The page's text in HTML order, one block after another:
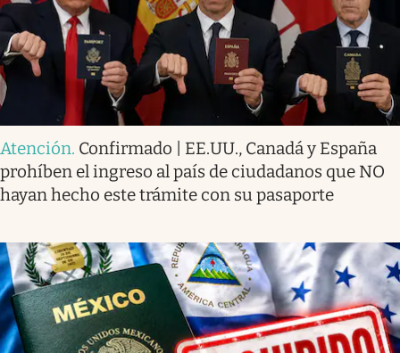
Atención. Confirmado | EE.UU., Canadá y España
prohíben el ingreso al país de ciudadanos que NO
hayan hecho este trámite con su pasaporte